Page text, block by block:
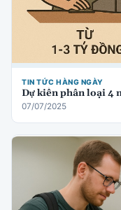
TIN TỨC HÀNG NGÀY
Dự kiến phân loại 4
07/07/2025